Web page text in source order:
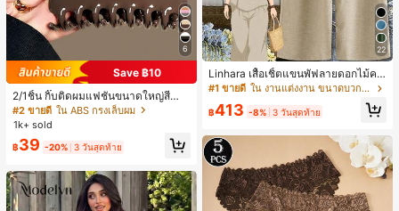
6
Save ฿10
2/1ชิ้น กิ๊บติดผมแฟชั่นขนาดใหญ่สีน้ำ
ตาลชานมสำหรับผู้หญิง เหมาะสำหรับก
ารอาบน้ำ ล้างหน้า และจัดแต่งทรงผม
#2 ขายดี ใน ABS กรงเล็บผม
1k+ sold
฿39 -20% 3 วันสุดท้าย
22
Linhara เสื้อเชิ้ตแขนพัฟลายดอกไม้คอ
ปกไม่สมมาตรสำหรับผู้หญิงไซส์ใหญ่ +
น สำหรับฤดูใบไม้ผลิ/ฤดูร้อน
#1 ขายดี ใน งานแต่งงาน ขนาดบวก Co-Ords
฿413 -8% 3 วันสุดท้าย